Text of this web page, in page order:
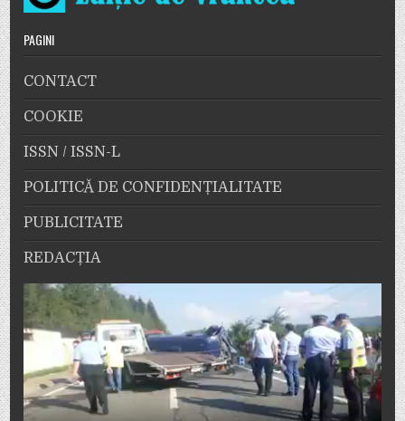
PAGINI
CONTACT
COOKIE
ISSN / ISSN-L
POLITICĂ DE CONFIDENȚIALITATE
PUBLICITATE
REDACȚIA